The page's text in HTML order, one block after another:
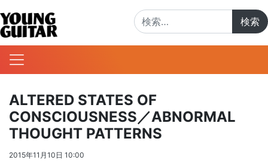
ALTERED STATES OF
CONSCIOUSNESS／ABNORMAL
THOUGHT PATTERNS
2015年11月10日 10:00